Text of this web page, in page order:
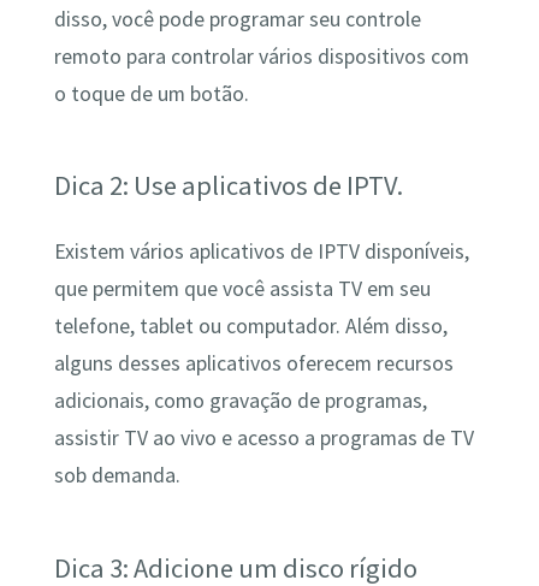
disso, você pode programar seu controle
remoto para controlar vários dispositivos com
o toque de um botão.
Dica 2: Use aplicativos de IPTV.
Existem vários aplicativos de IPTV disponíveis,
que permitem que você assista TV em seu
telefone, tablet ou computador. Além disso,
alguns desses aplicativos oferecem recursos
adicionais, como gravação de programas,
assistir TV ao vivo e acesso a programas de TV
sob demanda.
Dica 3: Adicione um disco rígido